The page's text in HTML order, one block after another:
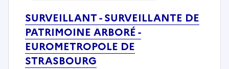
SURVEILLANT - SURVEILLANTE DE
PATRIMOINE ARBORÉ -
EUROMETROPOLE DE
STRASBOURG